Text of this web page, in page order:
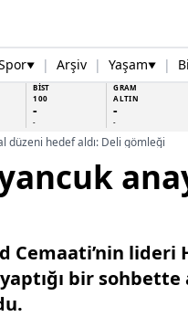
▼ | Arşiv | Yaşam▼ |
BİST
100
-
-
GRAM
ALTIN
-
-
düzeni hedef aldı: Deli gömleği
Cemaati’nin
bir